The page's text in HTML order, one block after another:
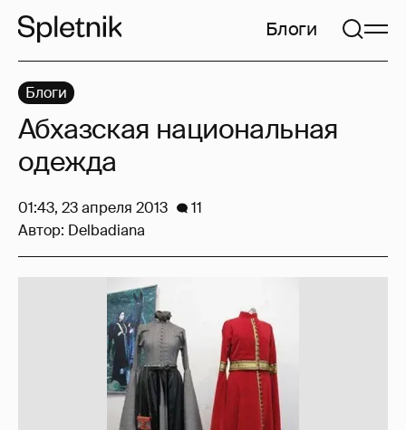
Блоги
Блоги
Абхазская национальная
одежда
01:43, 23 апреля 2013
11
Автор: Delbadiana